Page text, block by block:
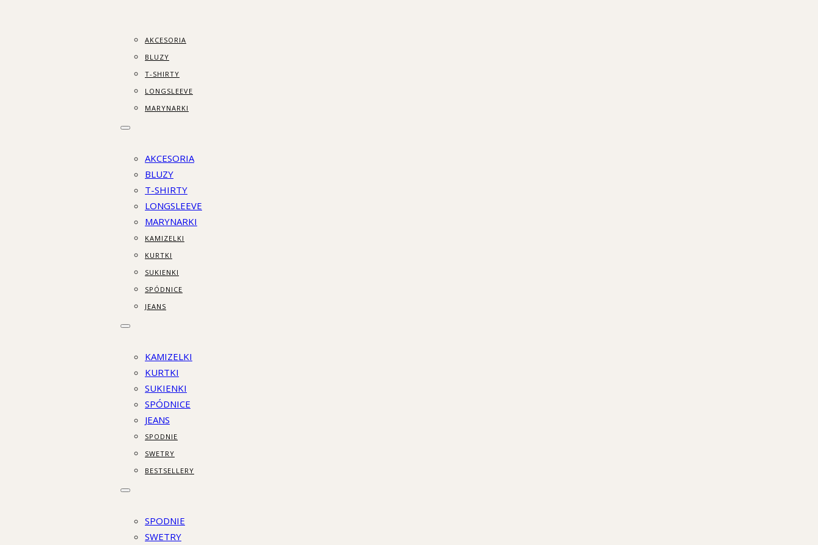
AKCESORIA
BLUZY
T-SHIRTY
LONGSLEEVE
MARYNARKI
AKCESORIA
BLUZY
T-SHIRTY
LONGSLEEVE
MARYNARKI
KAMIZELKI
KURTKI
SUKIENKI
SPÓDNICE
JEANS
KAMIZELKI
KURTKI
SUKIENKI
SPÓDNICE
JEANS
SPODNIE
SWETRY
BESTSELLERY
SPODNIE
SWETRY